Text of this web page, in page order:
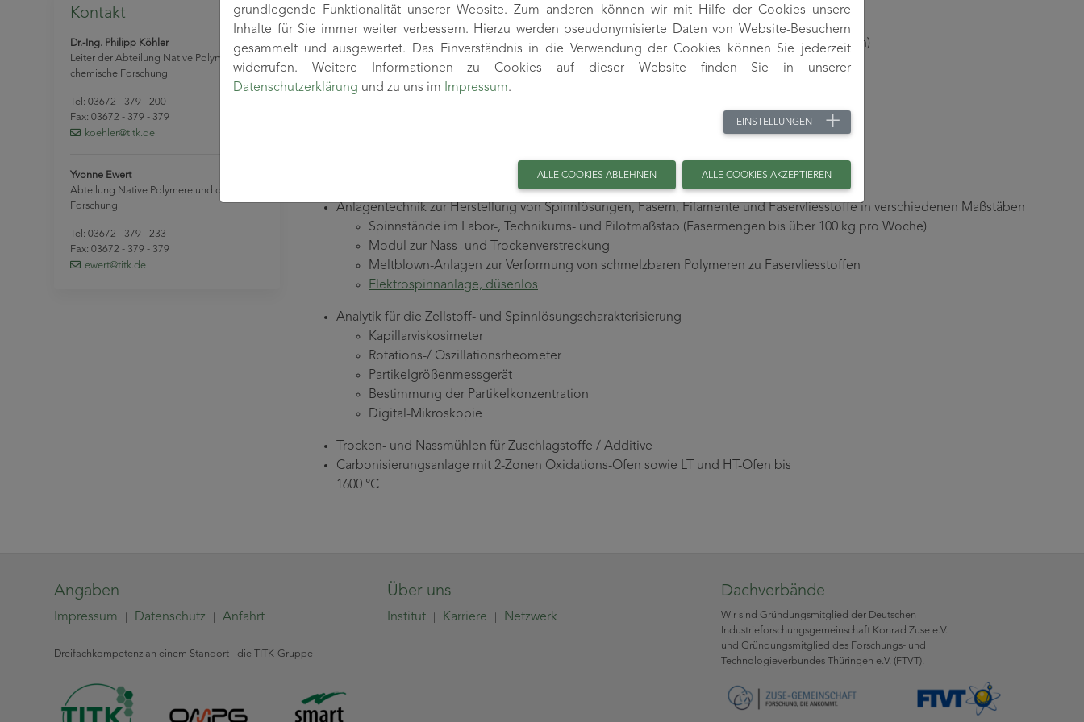
Technologieentwicklungen für die Erzeugung von Chemiefasern
Entwicklung von Fasern nach dem Nass,- oder Trocken-Nassspinnverfahren (Luftspaltspinnen)
Entwicklung von funktionalisierten Fasern
Entwicklung von Nanofaservliesen auf der Basis des
Carbonfaserentwicklungen auf Basis von PAN und alternativen Precursoren
Anlagentechnik zur Herstellung von Spinnlösungen, Fasern, Filamente und Faservliesstoffe in verschiedenen Maßstäben
Spinnstände im Labor-, Technikums- und Pilotmaßstab (Fasermengen bis über 100 kg pro Woche)
Modul zur Nass- und Trockenverstreckung
Meltblown-Anlagen zur Verformung von schmelzbaren Polymeren zu Faservliesstoffen
Elektrospinnanlage, düsenlos
Analytik für die Zellstoff- und Spinnlösungscharakterisierung
Kapillarviskosimeter
Rotations-/ Oszillationsrheometer
Partikelgrößenmessgerät
Bestimmung der Partikelkonzentration
Digital-Mikroskopie
Trocken- und Nassmühlen für Zuschlagstoffe / Additive
Carbonisierungsanlage mit 2-Zonen Oxidations-Ofen sowie LT und HT-Ofen bis
1600 °C
Kontakt
Dr.-Ing. Philipp Köhler
Leiter der Abteilung Native Polymere und
chemische Forschung
Tel: 03672 - 379 - 200
Fax: 03672 - 379 - 379
koehler@titk.de
Yvonne Ewert
Abteilung Native Polymere und chemische
Forschung
Tel: 03672 - 379 - 233
Fax: 03672 - 379 - 379
ewert@titk.de
Angaben
Impressum Datenschutz Anfahrt
Dreifachkompetenz an einem Standort - die TITK-Gruppe
Über uns
Institut Karriere Netzwerk
Dachverbände
Wir sind Gründungsmitglied der Deutschen
Industrieforschungsgemeinschaft Konrad Zuse e.V.
und Gründungsmitglied des Forschungs- und
Technologieverbundes Thüringen e.V. (FTVT).
grundlegende Funktionalität unserer Website. Zum anderen können wir mit Hilfe der Cookies unsere
Inhalte für Sie immer weiter verbessern. Hierzu werden pseudonymisierte Daten von Website-Besuchern
gesammelt und ausgewertet. Das Einverständnis in die Verwendung der Cookies können Sie jederzeit
widerrufen. Weitere Informationen zu Cookies auf dieser Website finden Sie in unserer
Datenschutzerklärung und zu uns im Impressum.
EINSTELLUNGEN
ALLE COOKIES ABLEHNEN ALLE COOKIES AKZEPTIEREN